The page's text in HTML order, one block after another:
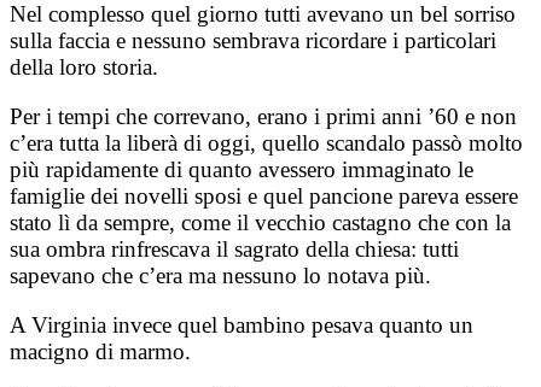
Nel complesso quel giorno tutti avevano un bel sorriso
sulla faccia e nessuno sembrava ricordare i particolari
della loro storia.
Per i tempi che correvano, erano i primi anni ’60 e non
c’era tutta la liberà di oggi, quello scandalo passò molto
più rapidamente di quanto avessero immaginato le
famiglie dei novelli sposi e quel pancione pareva essere
stato lì da sempre, come il vecchio castagno che con la
sua ombra rinfrescava il sagrato della chiesa: tutti
sapevano che c’era ma nessuno lo notava più.
A Virginia invece quel bambino pesava quanto un
macigno di marmo.